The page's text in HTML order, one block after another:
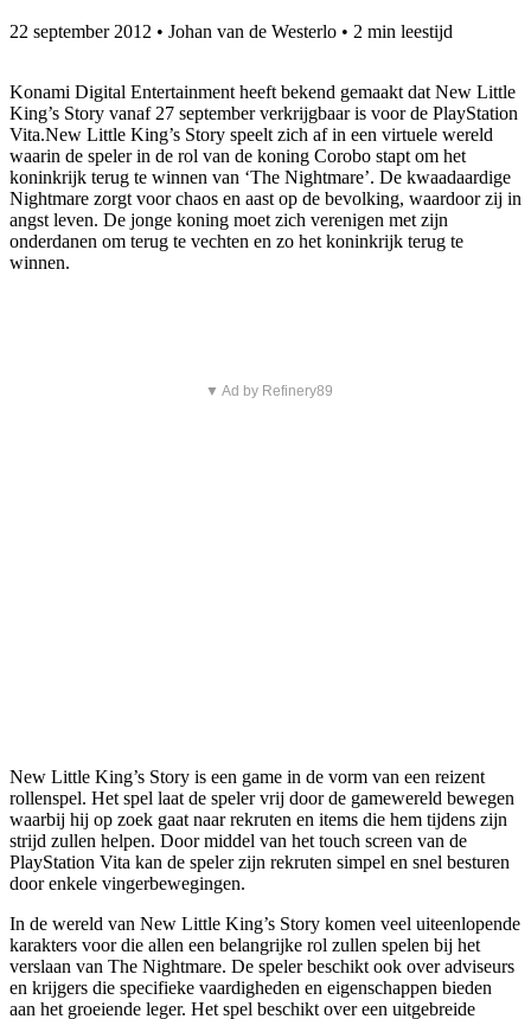
22 september 2012 • Johan van de Westerlo • 2 min leestijd
Konami Digital Entertainment heeft bekend gemaakt dat New Little
King’s Story vanaf 27 september verkrijgbaar is voor de PlayStation
Vita.New Little King’s Story speelt zich af in een virtuele wereld
waarin de speler in de rol van de koning Corobo stapt om het
koninkrijk terug te winnen van ‘The Nightmare’. De kwaadaardige
Nightmare zorgt voor chaos en aast op de bevolking, waardoor zij in
angst leven. De jonge koning moet zich verenigen met zijn
onderdanen om terug te vechten en zo het koninkrijk terug te
winnen.
▼ Ad by Refinery89
New Little King’s Story is een game in de vorm van een reizent
rollenspel. Het spel laat de speler vrij door de gamewereld bewegen
waarbij hij op zoek gaat naar rekruten en items die hem tijdens zijn
strijd zullen helpen. Door middel van het touch screen van de
PlayStation Vita kan de speler zijn rekruten simpel en snel besturen
door enkele vingerbewegingen.
In de wereld van New Little King’s Story komen veel uiteenlopende
karakters voor die allen een belangrijke rol zullen spelen bij het
verslaan van The Nightmare. De speler beschikt ook over adviseurs
en krijgers die specifieke vaardigheden en eigenschappen bieden
aan het groeiende leger. Het spel beschikt over een uitgebreide